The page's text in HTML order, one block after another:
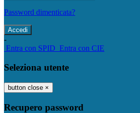
Password dimenticata?
-
Entra con SPID Entra con CIE
Seleziona utente
button close ×
Recupero password